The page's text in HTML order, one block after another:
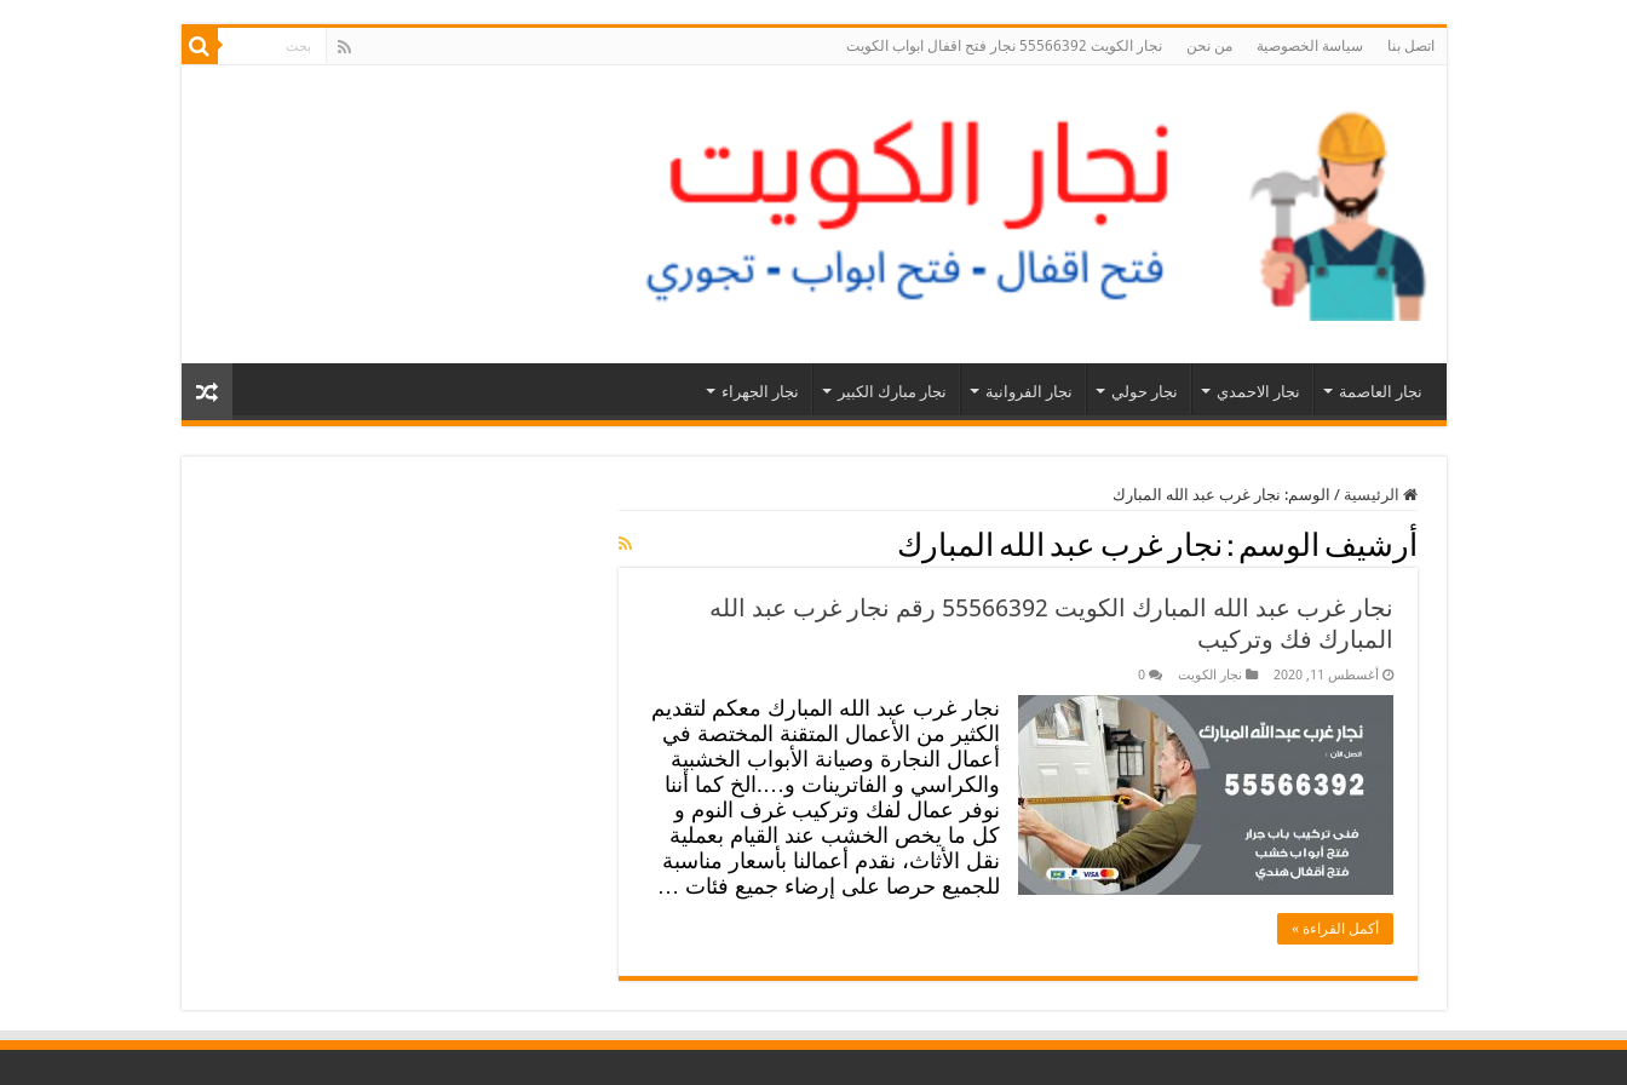
اتصل بنا سياسة الخصوصية من نحن نجار الكويت 55566392 نجار فتح اقفال ابواب الكويت
نجار العاصمة نجار الاحمدي نجار حولي نجار الفروانية نجار مبارك الكبير نجار الجهراء
الرئيسية / الوسم: نجار غرب عبد الله المبارك
أرشيف الوسم : نجار غرب عبد الله المبارك
نجار غرب عبد الله المبارك الكويت 55566392 رقم نجار غرب عبد الله
المبارك فك وتركيب
أغسطس 11, 2020 نجار الكويت 0
نجار غرب عبد الله المبارك معكم لتقديم
الكثير من الأعمال المتقنة المختصة في
أعمال النجارة وصيانة الأبواب الخشبية
والكراسي و الفاترينات و….الخ كما أننا
نوفر عمال لفك وتركيب غرف النوم و
كل ما يخص الخشب عند القيام بعملية
نقل الأثاث، نقدم أعمالنا بأسعار مناسبة
للجميع حرصا على إرضاء جميع فئات …
أكمل القراءة »